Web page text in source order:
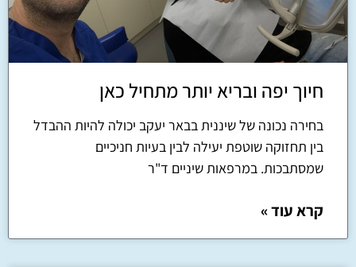
חיוך יפה ובריא יותר מתחיל כאן
בחירה נכונה של שיננית בבאר יעקב יכולה להיות ההבדל
בין תחזוקה שוטפת יעילה לבין בעיות חניכיים
שמסתבכות. במרפאות שיניים ד"ר
קרא עוד »